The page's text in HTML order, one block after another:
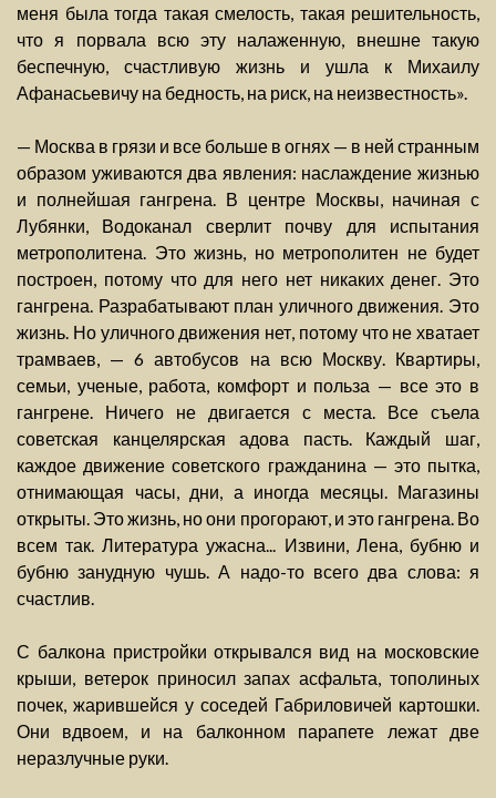
меня была тогда такая смелость, такая решительность,
что я порвала всю эту налаженную, внешне такую
беспечную, счастливую жизнь и ушла к Михаилу
Афанасьевичу на бедность, на риск, на неизвестность».
— Москва в грязи и все больше в огнях — в ней странным
образом уживаются два явления: наслаждение жизнью
и полнейшая гангрена. В центре Москвы, начиная с
Лубянки, Водоканал сверлит почву для испытания
метрополитена. Это жизнь, но метрополитен не будет
построен, потому что для него нет никаких денег. Это
гангрена. Разрабатывают план уличного движения. Это
жизнь. Но уличного движения нет, потому что не хватает
трамваев, — 6 автобусов на всю Москву. Квартиры,
семьи, ученые, работа, комфорт и польза — все это в
гангрене. Ничего не двигается с места. Все съела
советская канцелярская адова пасть. Каждый шаг,
каждое движение советского гражданина — это пытка,
отнимающая часы, дни, а иногда месяцы. Магазины
открыты. Это жизнь, но они прогорают, и это гангрена. Во
всем так. Литература ужасна... Извини, Лена, бубню и
бубню занудную чушь. А надо-то всего два слова: я
счастлив.
С балкона пристройки открывался вид на московские
крыши, ветерок приносил запах асфальта, тополиных
почек, жарившейся у соседей Габриловичей картошки.
Они вдвоем, и на балконном парапете лежат две
неразлучные руки.